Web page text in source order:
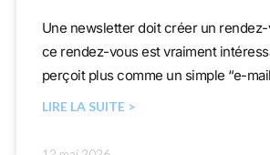
Une newsletter doit créer un rendez-
ce rendez-vous est vraiment
perçoit plus comme un simple “e-
LIRE LA SUITE >